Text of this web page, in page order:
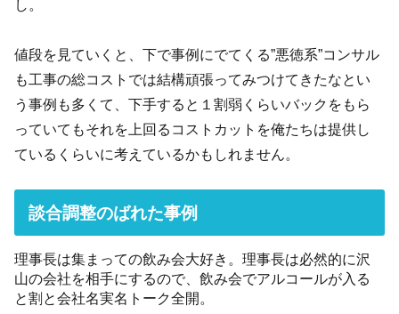
し。
値段を見ていくと、下で事例にでてくる”悪徳系”コンサル
も工事の総コストでは結構頑張ってみつけてきたなとい
う事例も多くて、下手すると１割弱くらいバックをもら
っていてもそれを上回るコストカットを俺たちは提供し
ているくらいに考えているかもしれません。
談合調整のばれた事例
理事長は集まっての飲み会大好き。理事長は必然的に沢
山の会社を相手にするので、飲み会でアルコールが入る
と割と会社名実名トーク全開。